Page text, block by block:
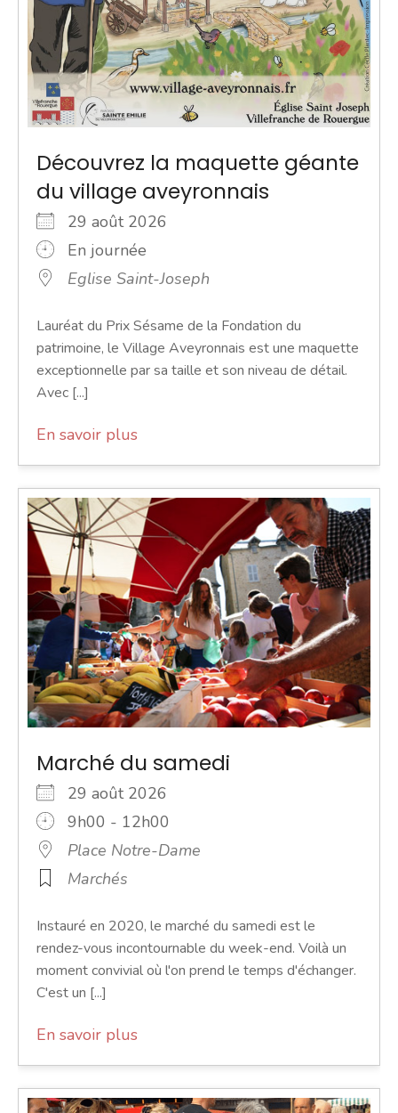
Découvrez la maquette géante
du village aveyronnais
29 août 2026
En journée
Eglise Saint-Joseph
Lauréat du Prix Sésame de la Fondation du
patrimoine, le Village Aveyronnais est une maquette
exceptionnelle par sa taille et son niveau de détail.
Avec [...]
En savoir plus
Marché du samedi
29 août 2026
9h00 - 12h00
Place Notre-Dame
Marchés
Instauré en 2020, le marché du samedi est le
rendez-vous incontournable du week-end. Voilà un
moment convivial où l'on prend le temps d'échanger.
C'est un [...]
En savoir plus